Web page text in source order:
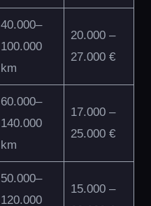
40.000–
100.000
km
20.000 –
27.000 €
60.000–
140.000
km
17.000 –
25.000 €
50.000–
120.000
15.000 –